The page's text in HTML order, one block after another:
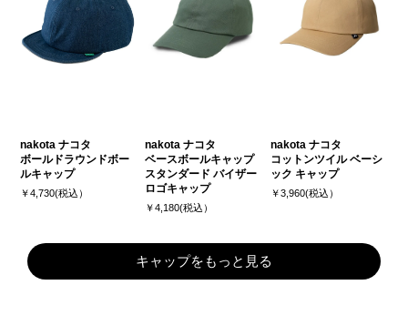
nakota ナコタ
ボールドラウンドボー
ルキャップ
￥4,730(税込）
nakota ナコタ
ベースボールキャップ
スタンダード バイザー
ロゴキャップ
￥4,180(税込）
nakota ナコタ
コットンツイル ベーシ
ック キャップ
￥3,960(税込）
キャップをもっと見る